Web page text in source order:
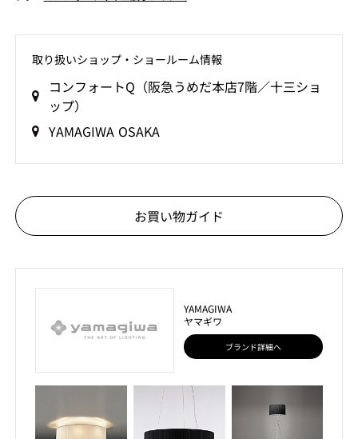
取り扱いショップ‧ショールーム情報
コンフォートQ（阪急うめだ本店7階／十三ショ
ップ）
YAMAGIWA OSAKA
お買い物ガイド
YAMAGIWA
ヤマギワ
ブランド詳細へ